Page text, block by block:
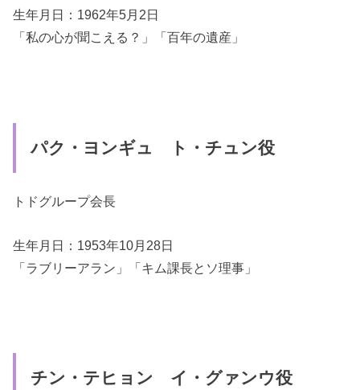
生年月日：1962年5月2日
「私の心が聞こえる？」「百年の遺産」
パク・ヨンギュ ト・チュン役
トドグループ会長
生年月日：1953年10月28日
「ラブリーアラン」「キム課長とソ理事」
チン・テヒョン イ・グァンウ役